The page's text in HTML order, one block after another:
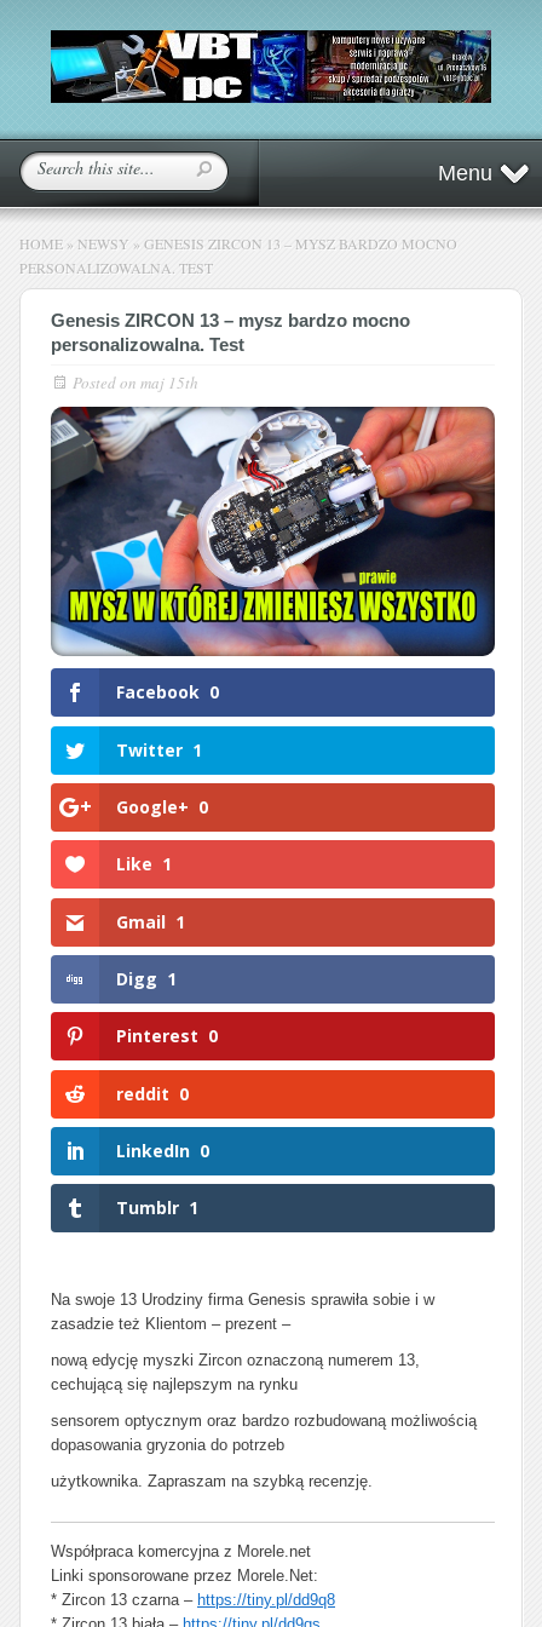
Menu
HOME » NEWSY » GENESIS ZIRCON 13 – MYSZ BARDZO MOCNO
PERSONALIZOWALNA. TEST
Genesis ZIRCON 13 – mysz bardzo mocno
personalizowalna. Test
Posted on maj 15th
Facebook 0
Twitter 1
Google+ 0
Like 1
Gmail 1
Digg 1
Pinterest 0
reddit 0
LinkedIn 0
Tumblr 1
Na swoje 13 Urodziny firma Genesis sprawiła sobie i w
zasadzie też Klientom – prezent –
nową edycję myszki Zircon oznaczoną numerem 13,
cechującą się najlepszym na rynku
sensorem optycznym oraz bardzo rozbudowaną możliwością
dopasowania gryzonia do potrzeb
użytkownika. Zapraszam na szybką recenzję.
Współpraca komercyjna z Morele.net
Linki sponsorowane przez Morele.Net:
* Zircon 13 czarna – https://tiny.pl/dd9q8